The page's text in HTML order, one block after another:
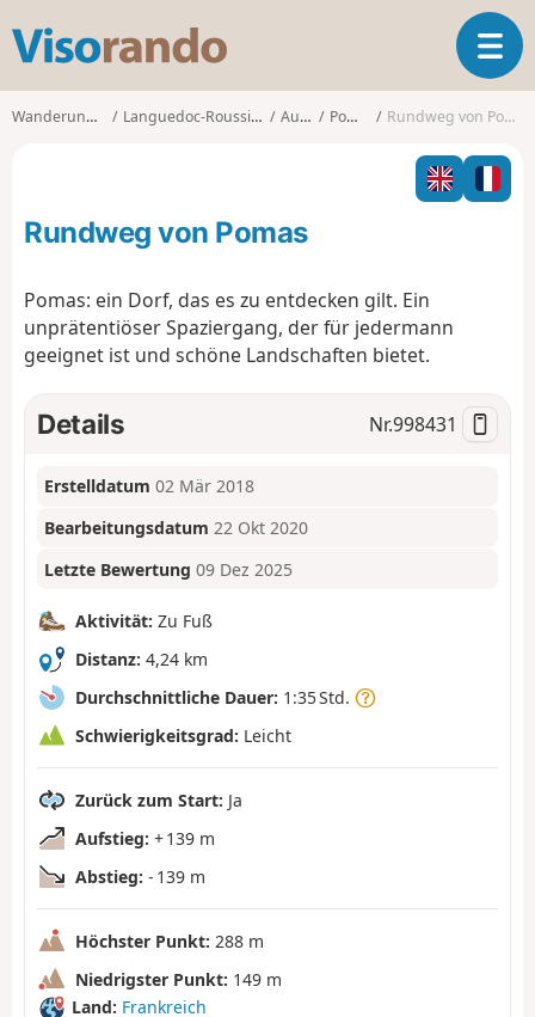
s
o
o
T
o
g
l
n
o
n
Wanderungen Languedoc-Roussillon Aude Pomas Rundweg von Pomas
Rundweg von Pomas
Pomas: ein Dorf, das es zu entdecken gilt. Ein
unprätentiöser Spaziergang, der für jedermann
geeignet ist und schöne Landschaften bietet.
Details Nr.998431
Erstelldatum 02 Mär 2018
Bearbeitungsdatum 22 Okt 2020
Letzte Bewertung 09 Dez 2025
Aktivität: Zu Fuß
Distanz: 4,24 km
Durchschnittliche Dauer: 1:35 Std.
Schwierigkeitsgrad: Leicht
Zurück zum Start: Ja
Aufstieg: + 139 m
Abstieg: - 139 m
Höchster Punkt: 288 m
Niedrigster Punkt: 149 m
Land: Frankreich